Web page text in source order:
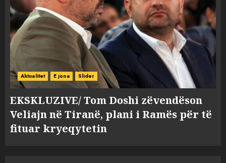
Aktualitet E jona Slider
EKSKLUZIVE/ Tom Doshi zëvendëson
Veliajn në Tiranë, plani i Ramës për të
fituar kryeqytetin